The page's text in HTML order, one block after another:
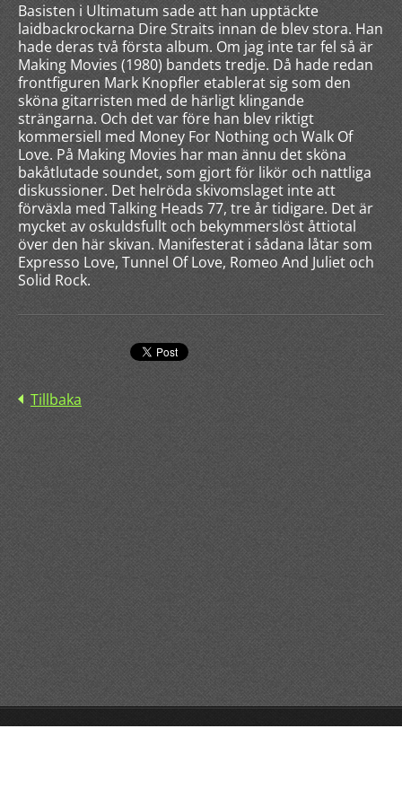
Basisten i Ultimatum sade att han upptäckte
laidbackrockarna Dire Straits innan de blev stora. Han
hade deras två första album. Om jag inte tar fel så är
Making Movies (1980) bandets tredje. Då hade redan
frontfiguren Mark Knopfler etablerat sig som den
sköna gitarristen med de härligt klingande
strängarna. Och det var före han blev riktigt
kommersiell med Money For Nothing och Walk Of
Love. På Making Movies har man ännu det sköna
bakåtlutade soundet, som gjort för likör och nattliga
diskussioner. Det helröda skivomslaget inte att
förväxla med Talking Heads 77, tre år tidigare. Det är
mycket av oskuldsfullt och bekymmerslöst åttiotal
över den här skivan. Manifesterat i sådana låtar som
Expresso Love, Tunnel Of Love, Romeo And Juliet och
Solid Rock.
Tillbaka